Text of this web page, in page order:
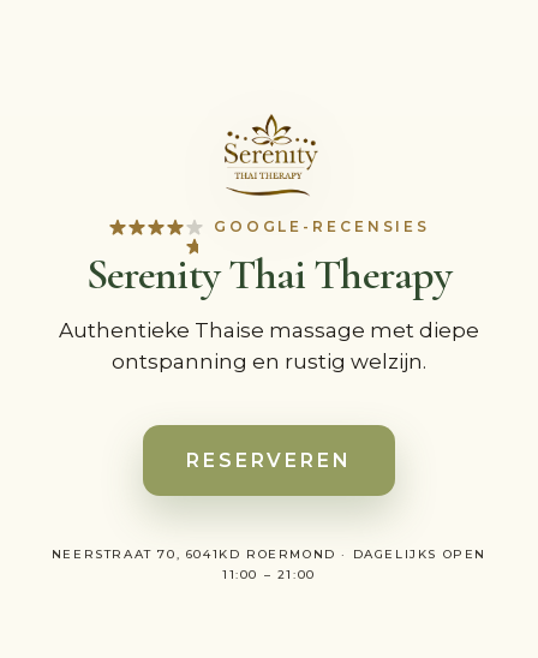
GOOGLE-RECENSIES
Serenity Thai Therapy
Authentieke Thaise massage met diepe
ontspanning en rustig welzijn.
RESERVEREN
NEERSTRAAT 70, 6041KD ROERMOND · DAGELIJKS OPEN
11:00 – 21:00